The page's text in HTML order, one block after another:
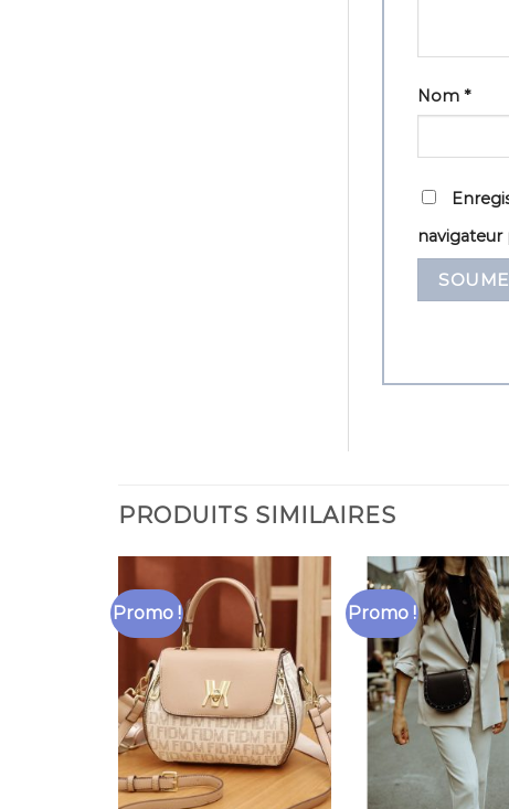
Nom *
PRODUITS SIMILAIRES
Promo ! Promo !